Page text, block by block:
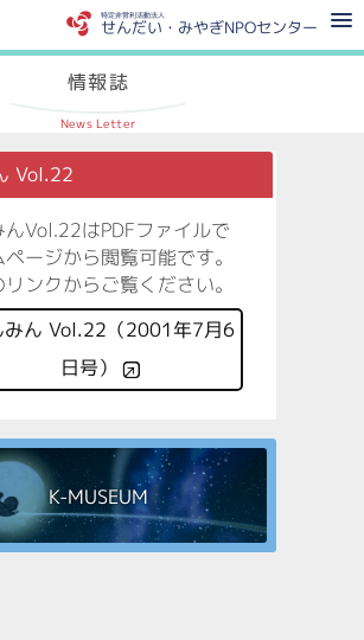
特定非営利活動法人
せんだい・みやぎNPOセンター
情報誌
News Letter
Vol.22
んVol.22はPDFファイルで
ージから閲覧可能です。
ンクからご覧ください。
みん Vol.22（2001年7月6
日号）
K-MUSEUM